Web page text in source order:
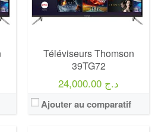
Téléviseurs Thomson
39TG72
24,000.00 د.ج
Ajouter au comparatif